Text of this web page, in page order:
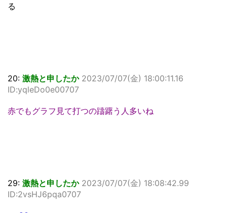
る
20: 激熱と申したか 2023/07/07(金) 18:00:11.16
ID:yqleDo0e00707
赤でもグラフ見て打つの躊躇う人多いね
29: 激熱と申したか 2023/07/07(金) 18:08:42.99
ID:2vsHJ6pqa0707